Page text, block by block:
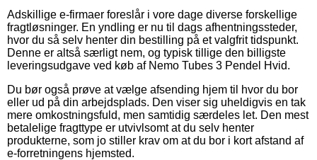
Adskillige e-firmaer foreslår i vore dage diverse forskellige
fragtløsninger. En yndling er nu til dags afhentningssteder,
hvor du så selv henter din bestilling på et valgfrit tidspunkt.
Denne er altså særligt nem, og typisk tillige den billigste
leveringsudgave ved køb af Nemo Tubes 3 Pendel Hvid.
Du bør også prøve at vælge afsending hjem til hvor du bor
eller ud på din arbejdsplads. Den viser sig uheldigvis en tak
mere omkostningsfuld, men samtidig særdeles let. Den mest
betalelige fragttype er utvivlsomt at du selv henter
produkterne, som jo stiller krav om at du bor i kort afstand af
e-forretningens hjemsted.